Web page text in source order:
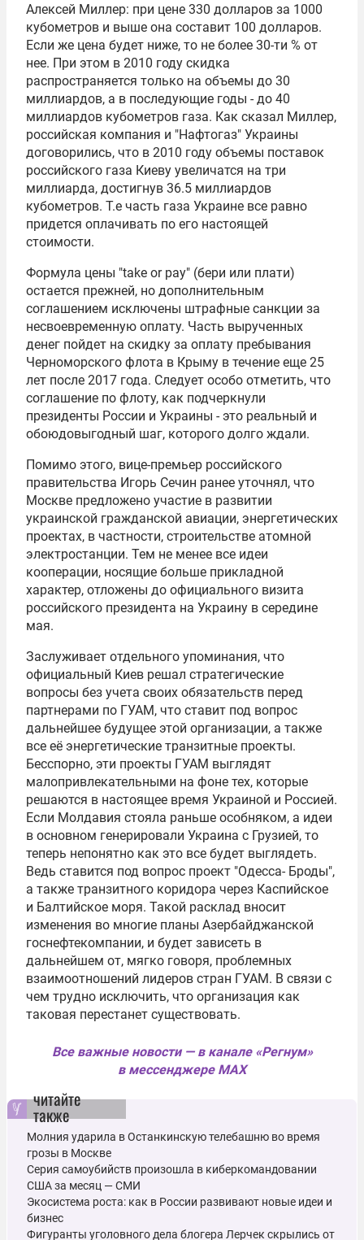
Алексей Миллер: при цене 330 долларов за 1000
кубометров и выше она составит 100 долларов.
Если же цена будет ниже, то не более 30-ти % от
нее. При этом в 2010 году скидка
распространяется только на объемы до 30
миллиардов, а в последующие годы - до 40
миллиардов кубометров газа. Как сказал Миллер,
российская компания и "Нафтогаз" Украины
договорились, что в 2010 году объемы поставок
российского газа Киеву увеличатся на три
миллиарда, достигнув 36.5 миллиардов
кубометров. Т.е часть газа Украине все равно
придется оплачивать по его настоящей
стоимости.
Формула цены "take or pay" (бери или плати)
остается прежней, но дополнительным
соглашением исключены штрафные санкции за
несвоевременную оплату. Часть вырученных
денег пойдет на скидку за оплату пребывания
Черноморского флота в Крыму в течение еще 25
лет после 2017 года. Следует особо отметить, что
соглашение по флоту, как подчеркнули
президенты России и Украины - это реальный и
обоюдовыгодный шаг, которого долго ждали.
Помимо этого, вице-премьер российского
правительства Игорь Сечин ранее уточнял, что
Москве предложено участие в развитии
украинской гражданской авиации, энергетических
проектах, в частности, строительстве атомной
электростанции. Тем не менее все идеи
кооперации, носящие больше прикладной
характер, отложены до официального визита
российского президента на Украину в середине
мая.
Заслуживает отдельного упоминания, что
официальный Киев решал стратегические
вопросы без учета своих обязательств перед
партнерами по ГУАМ, что ставит под вопрос
дальнейшее будущее этой организации, а также
все её энергетические транзитные проекты.
Бесспорно, эти проекты ГУАМ выглядят
малопривлекательными на фоне тех, которые
решаются в настоящее время Украиной и Россией.
Если Молдавия стояла раньше особняком, а идеи
в основном генерировали Украина с Грузией, то
теперь непонятно как это все будет выглядеть.
Ведь ставится под вопрос проект "Одесса- Броды",
а также транзитного коридора через Каспийское
и Балтийское моря. Такой расклад вносит
изменения во многие планы Азербайджанской
госнефтекомпании, и будет зависеть в
дальнейшем от, мягко говоря, проблемных
взаимоотношений лидеров стран ГУАМ. В связи с
чем трудно исключить, что организация как
таковая перестанет существовать.
Все важные новости — в канале «Регнум»
в мессенджере MAX
читайте
также
Молния ударила в Останкинскую телебашню во время
грозы в Москве
Серия самоубийств произошла в киберкомандовании
США за месяц — СМИ
Экосистема роста: как в России развивают новые идеи и
бизнес
Фигуранты уголовного дела блогера Лерчек скрылись от